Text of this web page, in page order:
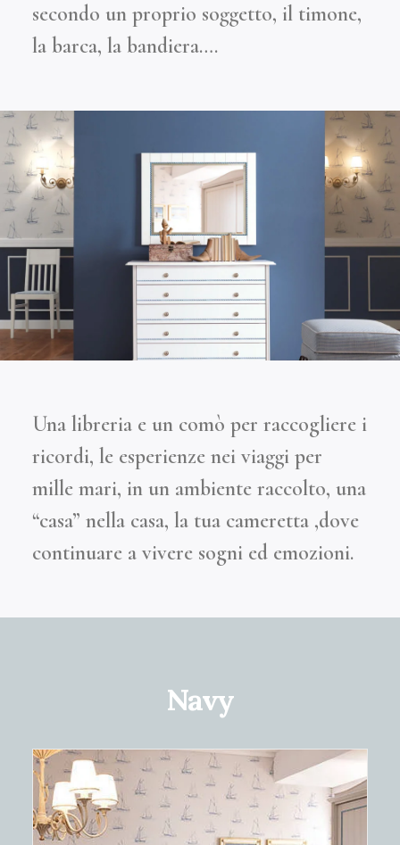
secondo un proprio soggetto, il timone,
la barca, la bandiera….
Una libreria e un comò per raccogliere i
ricordi, le esperienze nei viaggi per
mille mari, in un ambiente raccolto, una
“casa” nella casa, la tua cameretta ,dove
continuare a vivere sogni ed emozioni.
Navy